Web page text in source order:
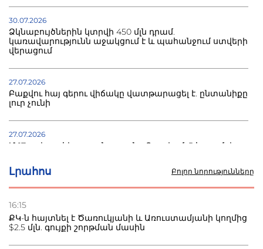
Լրահոս Բոլոր նորությունները
16:15
ՔԿ-ն հայտնել է Ծառուկյանի և Առուստամյանի կողմից
$2.5 մլն. գույքի շորթման մասին
30.07.2026
Ձկնաբույծներին կտրվի 450 մլն դրամ.
կառավարությունն աջակցում է և պահանջում ստվերի
վերացում
27.07.2026
Բաքվու հայ գերու վիճակը վատթարացել է. ընտանիքը
լուր չունի
27.07.2026
Մ-17 աշխարհի առաջնությունը Բաքվում. 5 հայ ըմբիշ
22.07.2026
տուժածներ կան